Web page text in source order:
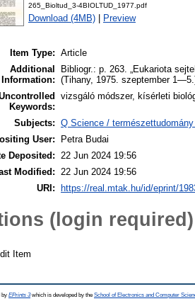
265_Bioltud_3-4BIOLTUD_1977.pdf
Download (4MB) Preview
Item Type: Article
Additional
Information:
Bibliogr.: p. 263. „Eukariota
(Tihany, 1975. szeptember
Keywords:
vizsgáló módszer, kísérleti
Subjects: Q Science /
User:
Petra Budai
Deposited: 22 Jun 2024 19:56
Modified: 22 Jun 2024 19:56
URI:
https://real.mtak.hu/id/eprint/
(login required)
Item
by EPrints 3which is developed by the School of Electronics and Computer